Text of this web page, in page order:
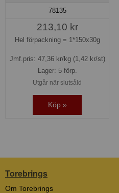
78135
213,10 kr
Hel förpackning = 1*150x30g
Jmf.pris: 47,36kr/kg (1,42 kr/st)
Lager: 5 förp.
Utgår när slutsåld
Köp »
Torebrings
Om Torebrings